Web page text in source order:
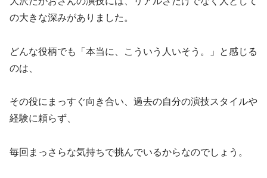
の大きな深みがありました。
どんな役柄でも「本当に、こういう人いそう。」と感じる
のは、
その役にまっすぐ向き合い、過去の自分の演技スタイルや
経験に頼らず、
毎回まっさらな気持ちで挑んでいるからなのでしょう。